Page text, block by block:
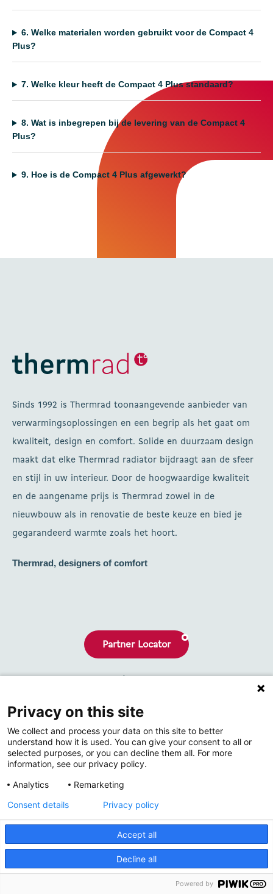
6. Welke materialen worden gebruikt voor de Compact 4
Plus?
7. Welke kleur heeft de Compact 4 Plus standaard?
8. Wat is inbegrepen bij de levering van de Compact 4
Plus?
9. Hoe is de Compact 4 Plus afgewerkt?
Sinds 1992 is Thermrad toonaangevende aanbieder van
verwarmingsoplossingen en een begrip als het gaat om
kwaliteit, design en comfort. Solide en duurzaam design
maakt dat elke Thermrad radiator bijdraagt aan de sfeer
en stijl in uw interieur. Door de hoogwaardige kwaliteit
en de aangename prijs is Thermrad zowel in de
nieuwbouw als in renovatie de beste keuze en bied je
gegarandeerd warmte zoals het hoort.
Thermrad, designers of comfort
Partner Locator
Nieuws
Contact
© 2026 Thermrad
Cookiebeleid
Privacy on this site
We collect and process your data on this site to better
understand how it is used. You can give your consent to all or
selected purposes, or you can decline them all. For more
information, see our privacy policy.
Analytics
Remarketing
Accept all
Decline all
Consent details Privacy policy
Powered by